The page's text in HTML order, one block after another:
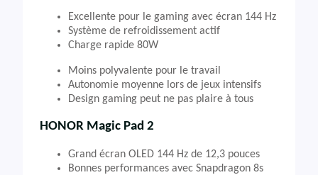
Excellente pour le gaming avec écran 144 Hz
Système de refroidissement actif
Charge rapide 80W
Moins polyvalente pour le travail
Autonomie moyenne lors de jeux intensifs
Design gaming peut ne pas plaire à tous
HONOR Magic Pad 2
Grand écran OLED 144 Hz de 12,3 pouces
Bonnes performances avec Snapdragon 8s